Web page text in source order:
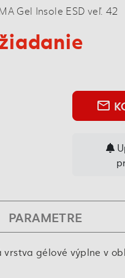
Gel Insole ESD veľ. 42
mail_outline
PARAMETRE
gélové výplne v